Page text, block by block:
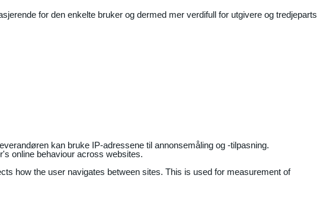
for den enkelte bruker og dermed mer verdifull for utgivere og tredjeparts
kan bruke IP-adressene til annonsemåling og -tilpasning.
online behaviour across websites.
how the user navigates between sites. This is used for measurement of